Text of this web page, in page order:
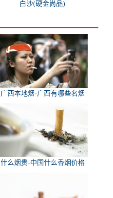
白沙(硬金尚品)
广西本地烟-广西有哪些名烟
什么烟贵-中国什么香烟价格